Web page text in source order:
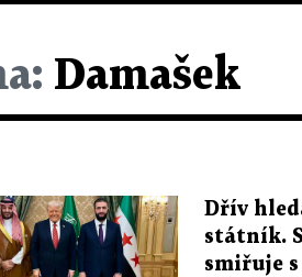
Damašek
Dřív
státník.
smiřuje s